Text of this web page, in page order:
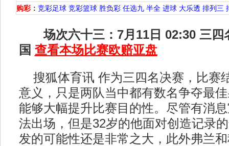
购彩： 竞彩足球 竞彩篮球 胜负彩 任选九 半全 进球 大乐透 排列三
场次六十三：7月11日 02:30 三四
国 查看本场比赛欧赔亚盘
搜狐体育讯 作为三四名决赛，比赛
意义，只是两队当中都有数名争夺最
能够大幅提升比赛目的性。尽管有消
法出场，但是32岁的他面对创造记录
发的可能性还是非常之大，此外弗兰